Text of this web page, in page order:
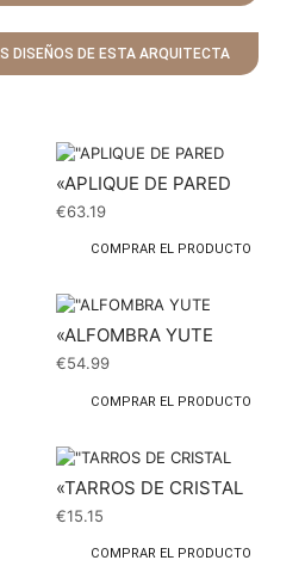
DISEÑOS DE ESTA ARQUITECTA
«APLIQUE DE PARED
€63.19
COMPRAR EL PRODUCTO
«ALFOMBRA YUTE
€54.99
COMPRAR EL PRODUCTO
«TARROS DE CRISTAL
€15.15
COMPRAR EL PRODUCTO